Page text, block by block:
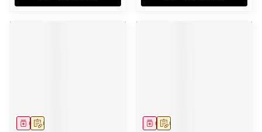
Op voorschrift
Geneesmiddel Op voorschrift
Geneesmiddel